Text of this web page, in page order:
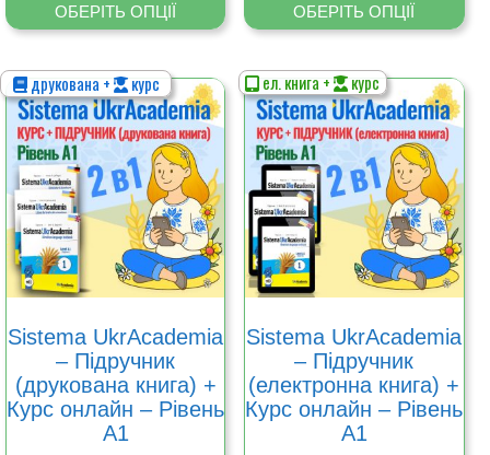
ОБЕРІТЬ ОПЦІЇ ОБЕРІТЬ ОПЦІЇ
друкована + курс
Sistema UkrAcademia
– Підручник
(друкована книга) +
Курс онлайн – Рівень
А1
Цей
товар
має
кілька
варіантів.
Параметри
можна
вибрати
на
сторінці
ел. книга + курс
Sistema UkrAcademia
– Підручник
(електронна книга) +
Курс онлайн – Рівень
А1
Цей
товар
має
кілька
варіантів.
Параметри
можна
вибрати
на
сторінці